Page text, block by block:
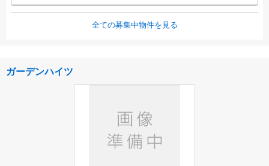
全ての募集中物件を見る
ガーデンハイツ